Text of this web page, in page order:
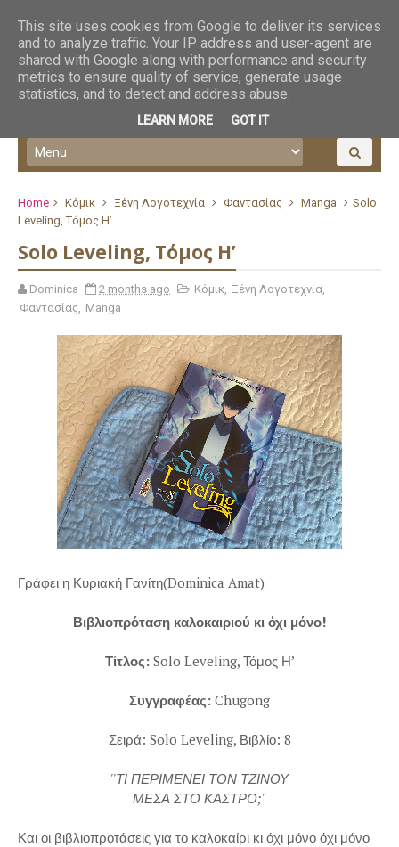
Home Κόμικ Ξένη Λογοτεχνία Φαντασίας Manga
Solo
Leveling, Τόμος Η’
Solo Leveling, Τόμος Η’
Dominica 2 months ago Κόμικ, Ξένη Λογοτεχνία,
Φαντασίας, Manga
Γράφει η Κυριακή Γανίτη(Dominica Amat)
Βιβλιοπρόταση καλοκαιριού κι όχι μόνο!
Τίτλος: Solo Leveling, Τόμος Η’
Συγγραφέας: Chugong
Σειρά: Solo Leveling, Βιβλίο: 8
''ΤΙ ΠΕΡΙΜΕΝΕΙ ΤΟΝ ΤΖΙΝΟΥ
ΜΕΣΑ ΣΤΟ ΚΑΣΤΡΟ;"
Και οι βιβλιοπροτάσεις για το καλοκαίρι κι όχι μόνο όχι μόνο
This site uses cookies from Google to deliver its services
and to analyze traffic. Your IP address and user-agent are
shared with Google along with performance and security
metrics to ensure quality of service, generate usage
statistics, and to detect and address abuse.
LEARN MORE GOT IT